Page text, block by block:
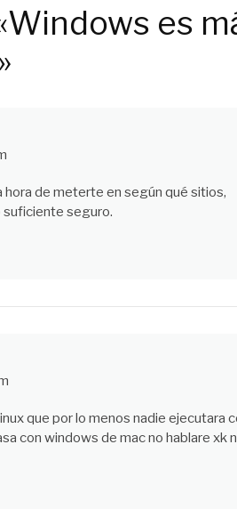
es
de meterte en según qué sitios,
suficiente seguro.
que por lo menos nadie ejecutara
con windows de mac no hablare xk